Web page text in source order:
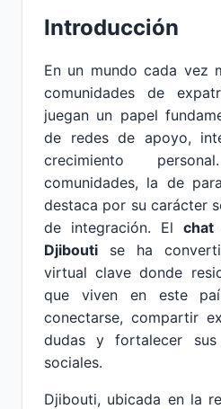
Introducción
En un mundo cada vez
comunidades de
juegan un papel
de redes de apoyo,
crecimiento
comunidades, la de
destaca por su carácter
de integración. El chat
Djibouti se ha
virtual clave donde
que viven en este
conectarse, compartir
dudas y fortalecer
sociales.
Djibouti, ubicada en la